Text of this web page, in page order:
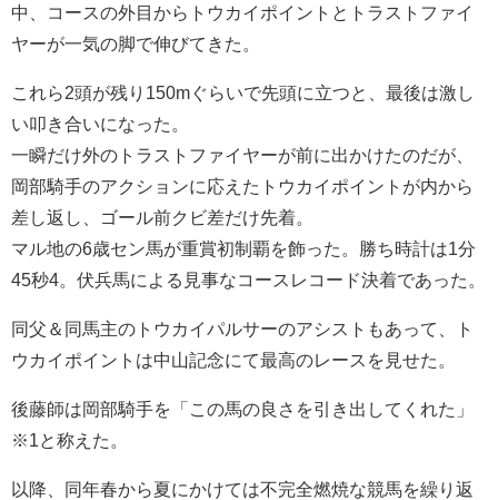
中、コースの外目からトウカイポイントとトラストファイ
ヤーが一気の脚で伸びてきた。
これら2頭が残り150mぐらいで先頭に立つと、最後は激し
い叩き合いになった。
一瞬だけ外のトラストファイヤーが前に出かけたのだが、
岡部騎手のアクションに応えたトウカイポイントが内から
差し返し、ゴール前クビ差だけ先着。
マル地の6歳セン馬が重賞初制覇を飾った。勝ち時計は1分
45秒4。伏兵馬による見事なコースレコード決着であった。
同父＆同馬主のトウカイパルサーのアシストもあって、ト
ウカイポイントは中山記念にて最高のレースを見せた。
後藤師は岡部騎手を「この馬の良さを引き出してくれた」
※1と称えた。
以降、同年春から夏にかけては不完全燃焼な競馬を繰り返